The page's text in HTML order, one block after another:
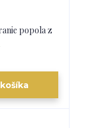
popola z